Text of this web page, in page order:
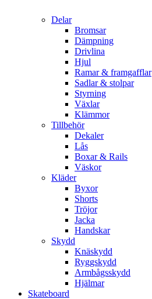
Delar
Bromsar
Dämpning
Drivlina
Hjul
Ramar & framgafflar
Sadlar & stolpar
Styrning
Växlar
Klämmor
Tillbehör
Dekaler
Lås
Boxar & Rails
Väskor
Kläder
Byxor
Shorts
Tröjor
Jacka
Handskar
Skydd
Knäskydd
Ryggskydd
Armbågsskydd
Hjälmar
Skateboard